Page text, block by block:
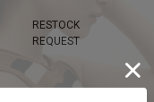
RESTOCK
REQUEST